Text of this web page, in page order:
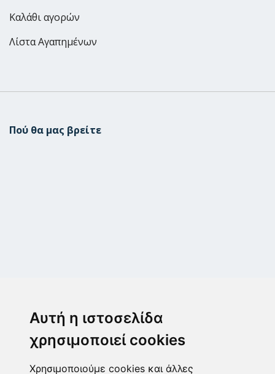
Αυτή η ιστοσελίδα
χρησιμοποιεί cookies
Χρησιμοποιούμε cookies και άλλες
Καλάθι αγορών
Λίστα Αγαπημένων
Πού θα μας βρείτε
2102843411
6932215191
info@paulis.gr